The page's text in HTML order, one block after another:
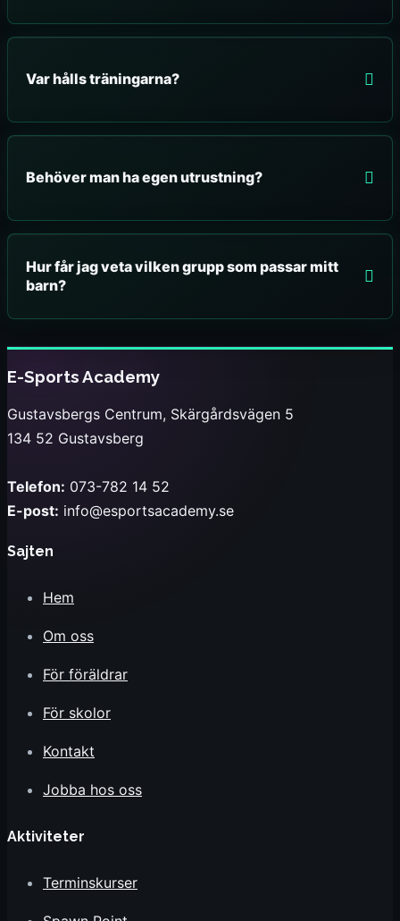
Var hålls träningarna?
Behöver man ha egen utrustning?
Hur får jag veta vilken grupp som passar mitt
barn?
E-Sports Academy
Gustavsbergs Centrum, Skärgårdsvägen 5
134 52 Gustavsberg
Telefon: 073-782 14 52
E-post: info@esportsacademy.se
Sajten
Hem
Om oss
För föräldrar
För skolor
Kontakt
Jobba hos oss
Aktiviteter
Terminskurser